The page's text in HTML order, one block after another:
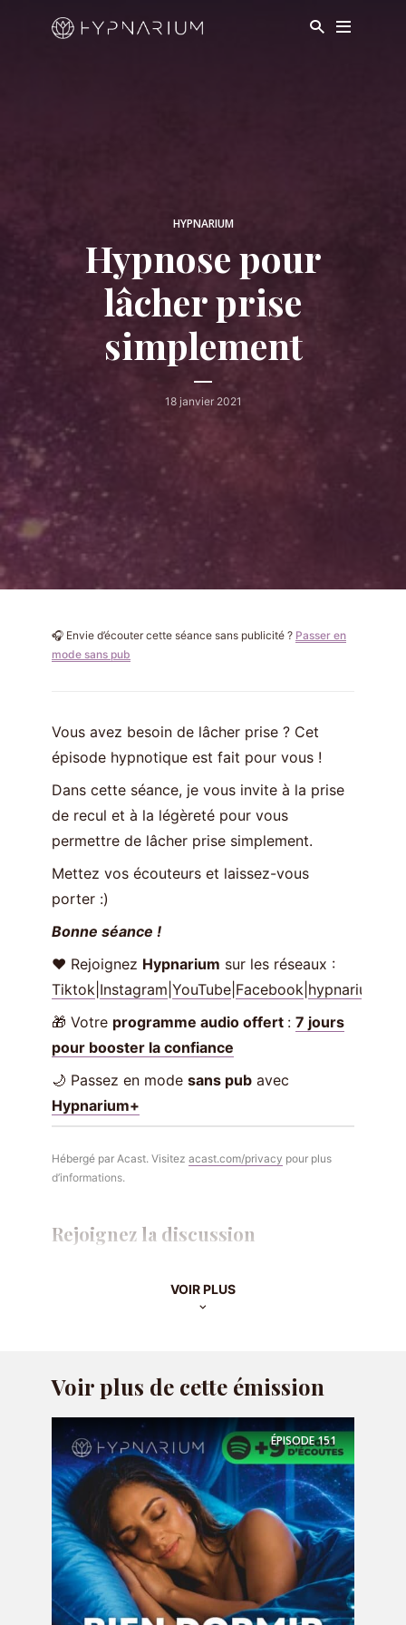
HYPNARIUM
Hypnose pour
lâcher prise
simplement
18 janvier 2021
🎧 Envie d’écouter cette séance sans publicité ? Passer en
mode sans pub
Vous avez besoin de lâcher prise ? Cet
épisode hypnotique est fait pour vous !
Dans cette séance, je vous invite à la prise
de recul et à la légèreté pour vous
permettre de lâcher prise simplement.
Mettez vos écouteurs et laissez-vous
porter :)
Bonne séance !
❤️ Rejoignez Hypnarium sur les réseaux :
Tiktok Instagram YouTube Facebook
🎁 Votre programme audio offert : 7 jours
pour booster la confiance
🌙 Passez en mode sans pub avec
Hypnarium+
Hébergé par Acast. Visitez acast.com/privacy pour plus
d’informations.
Rejoignez la discussion
Nom*
E-mail
Site web
VOIR PLUS
Voir plus de cette émission
ÉPISODE151